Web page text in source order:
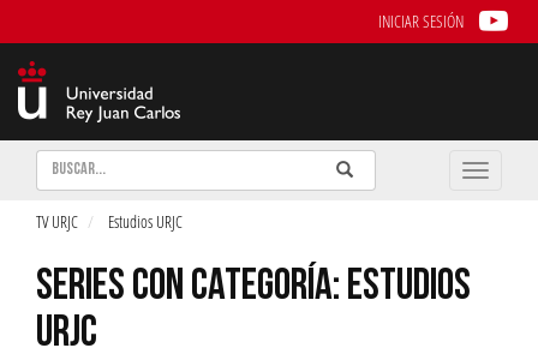
INICIAR SESIÓN
Buscar Enviar
Buscar
Toggle
TV URJC Estudios URJC
SERIES CON CATEGORÍA: ESTUDIOS
URJC